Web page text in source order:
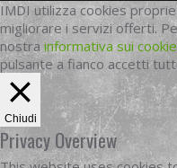
IMDI utilizza cookies
migliorare i servizi offerti.
nostrainformativa sui
pulsante a fianco accetti
Chiudi
Privacy Overview